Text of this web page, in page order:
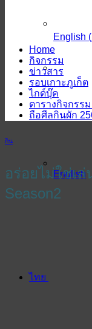
English
ไทย
English (
Home
กิจกรรม
ข่าวสาร
รอบเกาะภูเก็ต
ไกด์บุ๊ค
ตารางกิจกรร
ถือศีลกินผัก
กิน
อร่อยไม่ใช่เ
Season2